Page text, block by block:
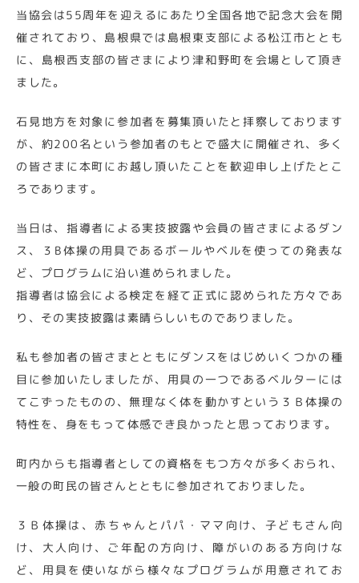
当協会は55周年を迎えるにあたり全国各地で記念大会を開
催されており、島根県では島根東支部による松江市ととも
に、島根西支部の皆さまにより津和野町を会場として頂き
ました。
石見地方を対象に参加者を募集頂いたと拝察しております
が、約200名という参加者のもとで盛大に開催され、多く
の皆さまに本町にお越し頂いたことを歓迎申し上げたとこ
ろであります。
当日は、指導者による実技披露や会員の皆さまによるダン
ス、３B体操の用具であるボールやベルを使っての発表な
ど、プログラムに沿い進められました。
指導者は協会による検定を経て正式に認められた方々であ
り、その実技披露は素晴らしいものでありました。
私も参加者の皆さまとともにダンスをはじめいくつかの種
目に参加いたしましたが、用具の一つであるベルターには
てこずったものの、無理なく体を動かすという３Ｂ体操の
特性を、身をもって体感でき良かったと思っております。
町内からも指導者としての資格をもつ方々が多くおられ、
一般の町民の皆さんとともに参加されておりました。
３Ｂ体操は、赤ちゃんとパパ・ママ向け、子どもさん向
け、大人向け、ご年配の方向け、障がいのある方向けな
ど、用具を使いながら様々なプログラムが用意されてお